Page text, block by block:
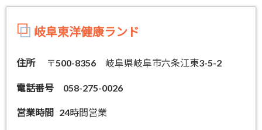
岐阜東洋健康ランド
住所〒500-8356 岐阜県岐阜市六条江東3-5-2
電話番号 058-275-0026
営業時間 24時間営業